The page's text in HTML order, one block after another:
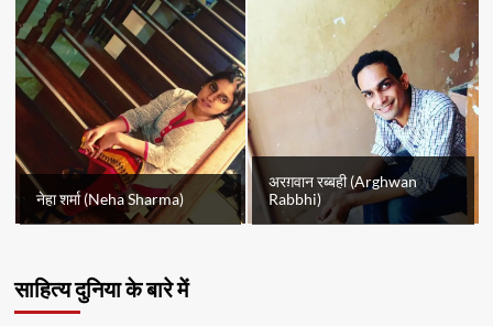
नेहा शर्मा (Neha Sharma)
अरग़वान रब्बही (Arghwan
Rabbhi)
साहित्य दुनिया के बारे में